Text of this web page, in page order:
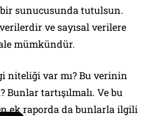
sunucusunda tutulsun.
ve sayısal verilere
mümkündür.
niteliği var mı? Bu verinin
Bunlar tartışılmalı. Ve bu
ek raporda da bunlarla ilgili